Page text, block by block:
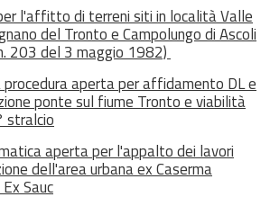
l'affitto di terreni siti in località Valle
del Tronto e Campolungo di Ascoli
203 del 3 maggio 1982)
procedura aperta per affidamento DL e
ponte sul fiume Tronto e viabilità
stralcio
aperta per l'appalto dei lavori
dell'area urbana ex Caserma
Sauc